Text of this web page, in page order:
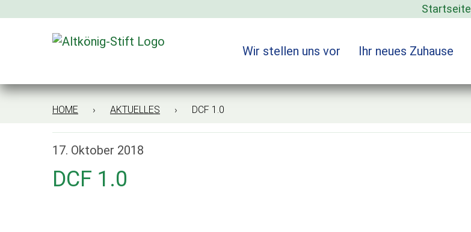
Startseite
Wir stellen uns vor Ihr neues Zuhause
HOME › AKTUELLES › DCF 1.0
17. Oktober 2018
DCF 1.0